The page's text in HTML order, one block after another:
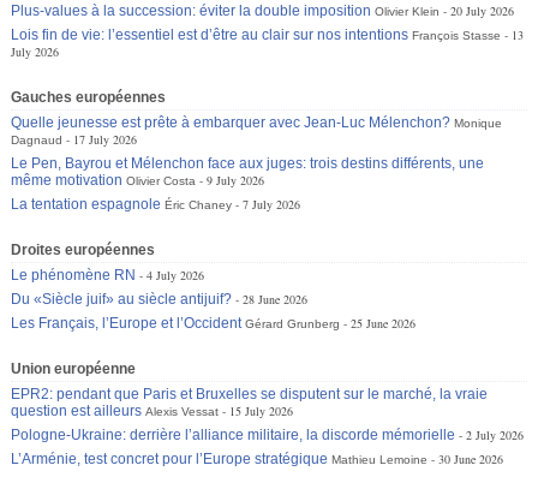
Plus-values à la succession: éviter la double imposition Olivier Klein
20 July 2026
Lois fin de vie: l’essentiel est d’être au clair sur nos intentions François Stasse
13
July 2026
Gauches européennes
Quelle jeunesse est prête à embarquer avec Jean-Luc Mélenchon? Monique
Dagnaud
17 July 2026
Le Pen, Bayrou et Mélenchon face aux juges: trois destins différents, une
même motivation Olivier Costa
9 July 2026
La tentation espagnole Éric Chaney 7 July 2026
Droites européennes
Le phénomène RN
4 July 2026
Du «Siècle juif» au siècle antijuif?
28 June 2026
Les Français, l’Europe et l’Occident Gérard Grunberg 25 June 2026
Union européenne
EPR2: pendant que Paris et Bruxelles se disputent sur le marché, la vraie
question est ailleurs Alexis Vessat
15 July 2026
Pologne-Ukraine: derrière l’alliance militaire, la discorde mémorielle
2 July 2026
L’Arménie, test concret pour l’Europe stratégique Mathieu Lemoine 30 June 2026